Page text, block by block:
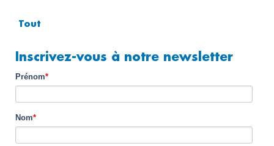
Tout
Inscrivez-vous à notre newsletter
Prénom*
Nom*